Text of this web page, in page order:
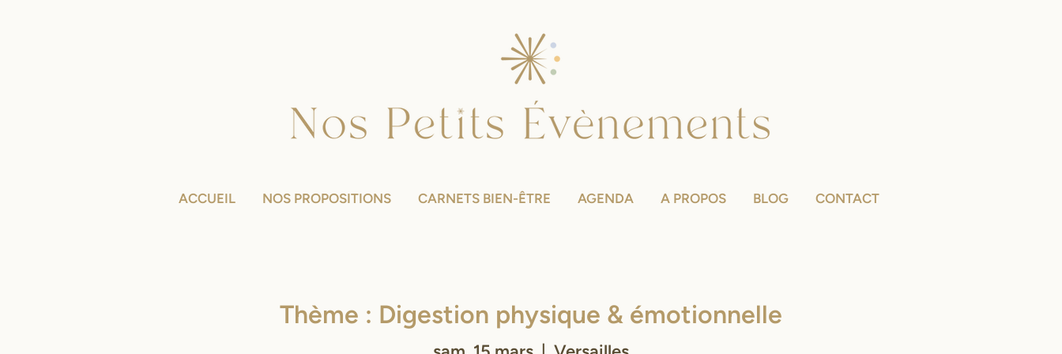
ACCUEIL NOS PROPOSITIONS CARNETS BIEN-ÊTRE AGENDA A PROPOS BLOG CONTACT
Thème : Digestion physique & émotionnelle